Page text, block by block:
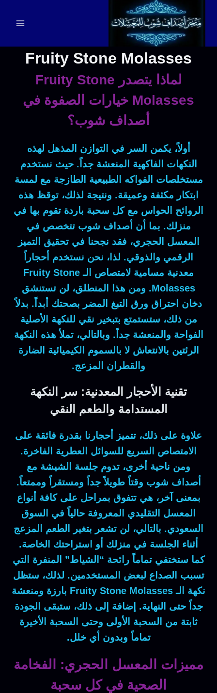
المحتوى
Fruity Stone Molasses
لماذا يتصدر Fruity Stone
Molasses خيارات الصفوة في
أصداف شوب؟
أولاً، يكمن السر في التوازن المذهل لهذه
النكهات الفاكهية المنعشة جداً.حيث نستخدم
مستخلصات الفواكه الطبيعية الطازجة مع لمسة
ابتكار مكثفة وعميقة. ونتيجة لذلك، توقظ هذه
الروائح الحواس مع كل سحبة باردة تقوم بها في
منزلك. بما أن أصداف شوب تتخصص في
المعسل الحجري، فقد نجحنا في تحقيق التميز
الرقمي والذوقي. لذا ، نحن نستخدم أحجاراً
معدنية مسامية لامتصاص الـ Fruity Stone
Molasses
. ومن هذا المنطلق، لن تستنشق
دخان احتراق ورق التبغ المضر بصحتك أبداً. بدلاً
من ذلك، ستستمتع بتبخير نقي للنكهة الأصلية
الفواحة والمنعشة جداً. وبالتالي، تملأ هذه النكهة
الرئتين بالانتعاش لا بالسموم الكيميائية الضارة
والقطران المزعج.
تقنية الأحجار المعدنية: سر النكهة
المستدامة والطعم النقي
علاوة على ذلك، تتميز أحجارنا بقدرة فائقة على
الامتصاص السريع للسوائل العطرية الفاخرة.
ومن ناحية أخرى، تدوم جلسة الشيشة مع
أصداف شوب وقتاً طويلاً جداً ومستقراً وممتعاً.
بمعنى آخر، هي تتفوق بمراحل على كافة أنواع
المعسل التقليدي المعروفة حالياً في السوق
السعودي. بالتالي، لن تشعر بتغير الطعم المزعج
أثناء الجلسة في منزلك أو استراحتك الخاصة.
كما ستختفي تماماً رائحة “الشياط” المنفرة التي
تسبب الصداع لبعض المستخدمين. لذلك، ستظل
نكهة الـ Fruity Stone Molasses بارزة ومنعشة
جداً حتى النهاية. إضافة إلى ذلك، ستبقى الجودة
ثابتة من السحبة الأولى وحتى السحبة الأخيرة
تماماً وبدون أي خلل.
مميزات المعسل الحجري: الفخامة
الصحية في كل سحبة